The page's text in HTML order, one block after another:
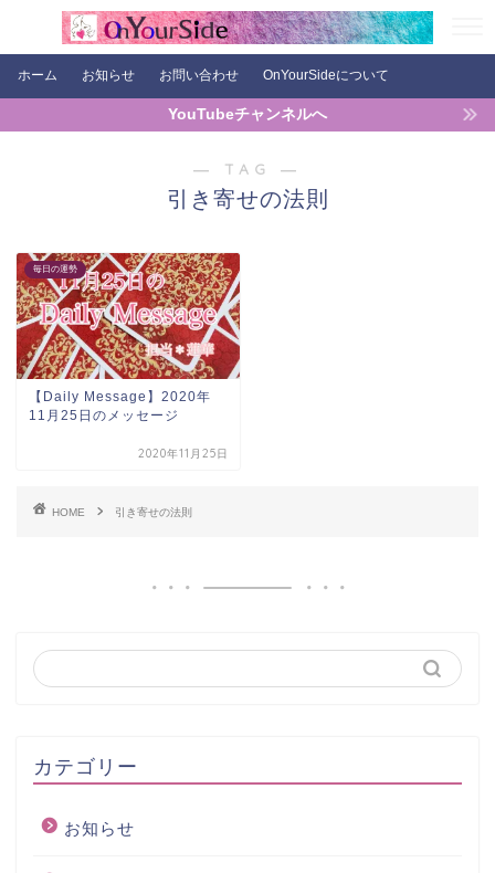
ホーム お知らせ お問い合わせ OnYourSideについて
YouTubeチャンネルへ
― TAG ―
引き寄せの法則
毎日の運勢
【Daily Message】2020年
11月25日のメッセージ
2020年11月25日
HOME 引き寄せの法則
カテゴリー
お知らせ